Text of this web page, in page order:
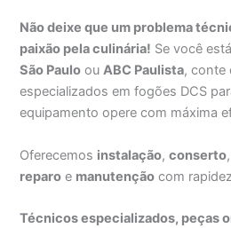
Não deixe que um problema
paixão pela culinária! Se você
São Paulo ouABC Paulista, conte
especializados em fogões DCS
equipamento opere com máxima
Oferecemos instalação,conserto
reparo e manutenção com
Técnicos especializados, peças